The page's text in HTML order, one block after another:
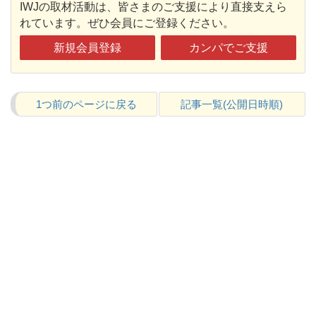
IWJの取材活動は、皆さまのご支援により直接支えら
れています。ぜひ会員にご登録ください。
新規会員登録 カンパでご支援
1つ前のページに戻る 記事一覧(公開日時順)